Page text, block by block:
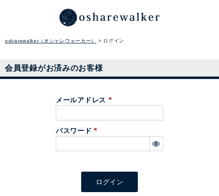
osharewalker（オシャレウォーカー） ログイン
会員登録がお済みのお客様
メールアドレス
必
パスワード
必
ログイン